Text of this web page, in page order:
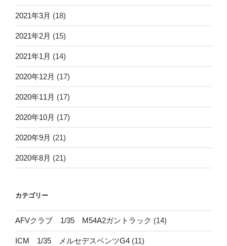
2021年3月 (18)
2021年2月 (15)
2021年1月 (14)
2020年12月 (17)
2020年11月 (17)
2020年10月 (17)
2020年9月 (21)
2020年8月 (21)
カテゴリー
AFVクラブ 1/35 M54A2ガントラック (14)
ICM 1/35 メルセデスベンツG4 (11)